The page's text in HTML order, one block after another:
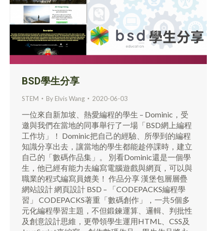
BSD學生分享
STEM By Elvis Wang 2020-06-03
一位來自新加坡、熱愛編程的學生 – Dominic，受
邀與我們在當地的同事舉行了一場「BSD網上編程
工作坊」！ Dominic把自己的經驗、所學到的編程
知識分享出去，讓當地的學生都能趁停課時，建立
自己的「數碼作品集」。 別看Dominic還是一個學
生，他已經有能力去編寫電腦遊戲與網頁，可以與
職業的程式編寫員媲美！ 作品分享 漢堡包層層疊
網站設計 網頁設計 BSD – 「CODEPACKS編程學
習」 CODEPACKS著重「數碼創作」，一共5個多
元化編程學習主題，不但鍛鍊運算、邏輯、判批性
及創意設計思維，更帶領學生運用HTML、CSS及